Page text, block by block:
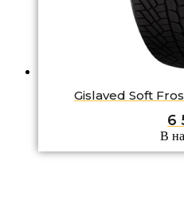
Gislaved Soft
6
В